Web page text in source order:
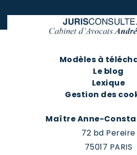
Modèles à
Le blog
Lexique
Gestion des
Maître Anne-
72 bd Pereire
75017 PARIS